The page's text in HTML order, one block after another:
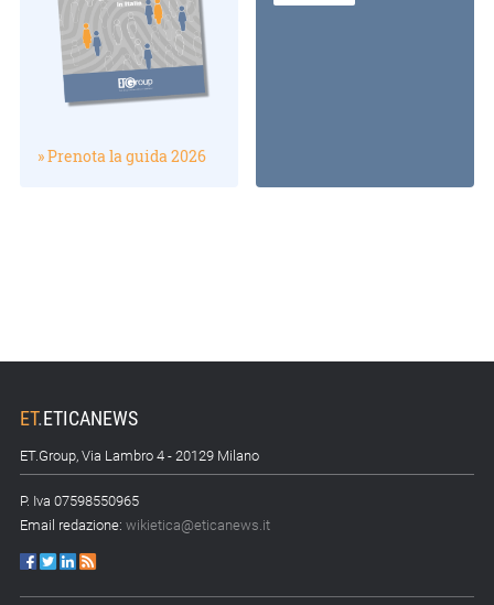
» Prenota la guida 2026
ET.ETICANEWS
ET.Group, Via Lambro 4 - 20129 Milano
P. Iva 07598550965
Email redazione: wikietica@eticanews.it